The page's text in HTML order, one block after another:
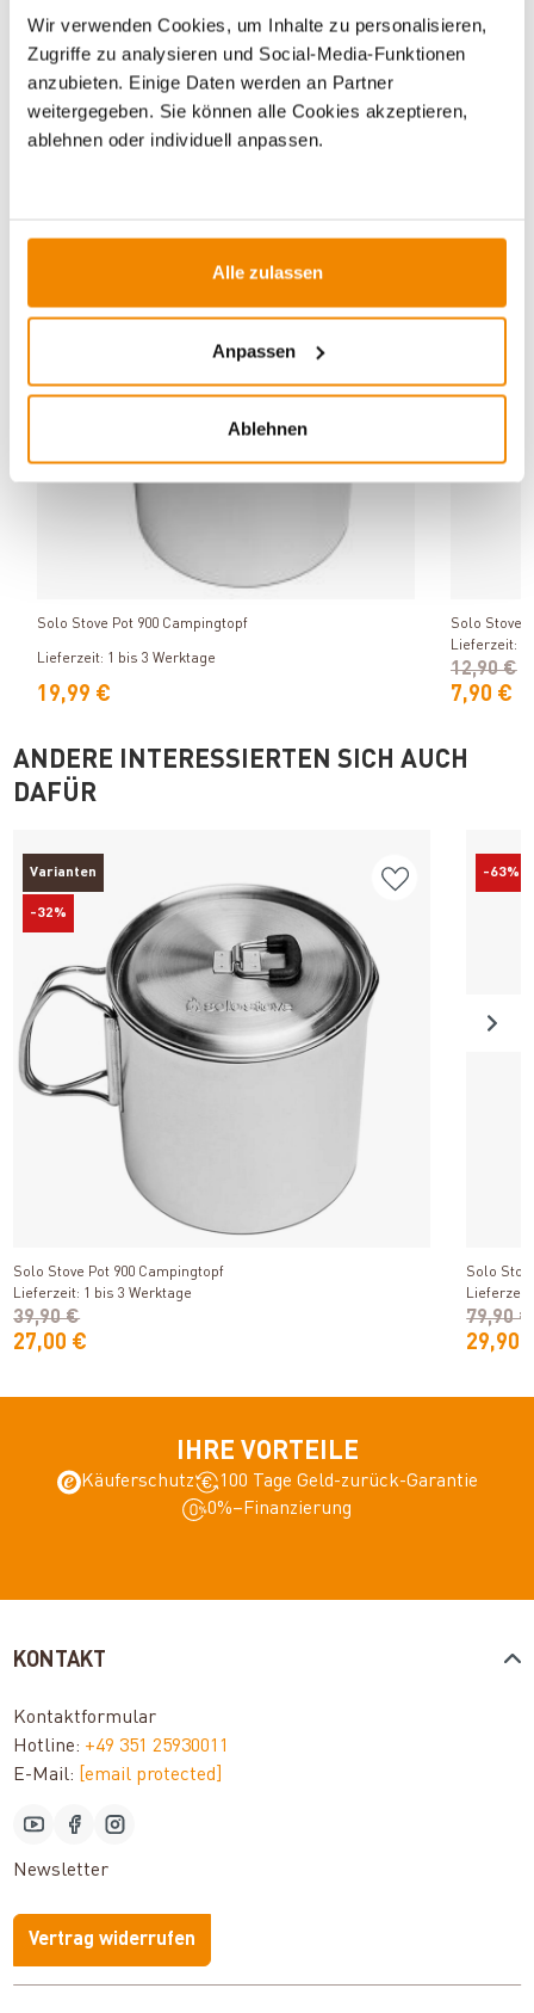
Wir verwenden Cookies, um Inhalte zu personalisieren,
Zugriffe zu analysieren und Social-Media-Funktionen
anzubieten. Einige Daten werden an Partner
weitergegeben. Sie können alle Cookies akzeptieren,
ablehnen oder individuell anpassen.
Alle zulassen
Anpassen
Ablehnen
Produkt ansehen
Solo Stove Pot 900 Campingtopf
Lieferzeit: 1 bis 3 Werktage
19,99 €
Solo Stove
Lieferzeit: 1
7,90 €
12,90 €
ANDERE INTERESSIERTEN SICH AUCH
DAFÜR
Varianten
-32%
Produkt ansehen
Solo Stove Pot 900 Campingtopf
Lieferzeit: 1 bis 3 Werktage
27,00 €
39,90 €
-63%
Solo
29,90
79,90 €
IHRE VORTEILE
Käuferschutz
100 Tage Geld-zurück-Garantie
0%–Finanzierung
KONTAKT
Kontaktformular
Hotline: +49 351 25930011
E-Mail: [email protected]
Newsletter
Vertrag widerrufen